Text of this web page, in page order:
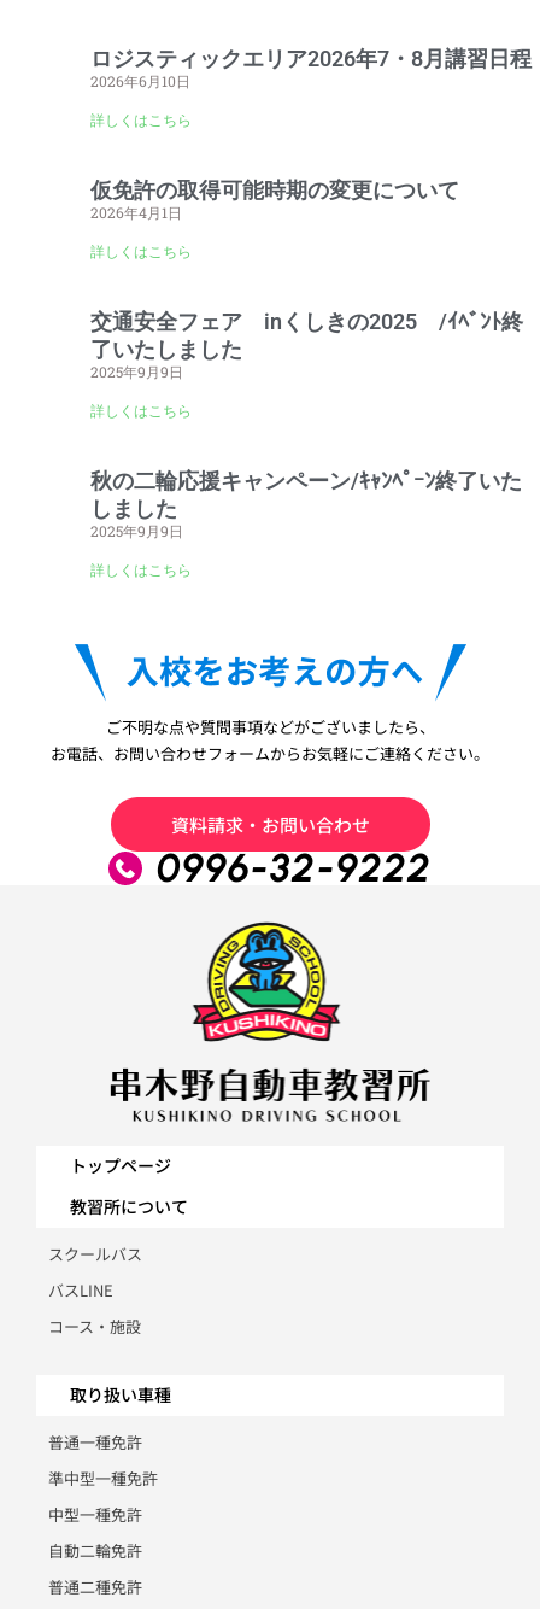
ロジスティックエリア2026年7・8月講習日程
2026年6月10日
詳しくはこちら
仮免許の取得可能時期の変更について
2026年4月1日
詳しくはこちら
交通安全フェア inくしきの2025 /ｲﾍﾞﾝﾄ終
了いたしました
2025年9月9日
詳しくはこちら
秋の二輪応援キャンペーン/ｷｬﾝﾍﾟｰﾝ終了いた
しました
2025年9月9日
詳しくはこちら
ご不明な点や質問事項などがございましたら、
お電話、お問い合わせフォームからお気軽にご連絡ください。
資料請求・お問い合わせ
0996-32-9222
トップページ
教習所について
スクールバス
バスLINE
コース・施設
取り扱い車種
普通一種免許
準中型一種免許
中型一種免許
自動二輪免許
普通二種免許